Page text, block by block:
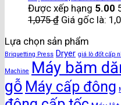
Được xếp hạng 5.00
1,075₫ Giá gốc là:
Lựa chọn sản phẩm
Briquetting Press Dryer giá lò đốt cấp
Machine Máy băm
gỗ Máy cấp đông